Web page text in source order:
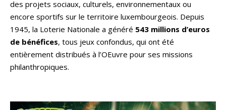
des projets sociaux, culturels, environnementaux ou
encore sportifs sur le territoire luxembourgeois. Depuis
1945, la Loterie Nationale a généré 543 millions d’euros
de bénéfices, tous jeux confondus, qui ont été
entièrement distribués à l’OEuvre pour ses missions
philanthropiques.